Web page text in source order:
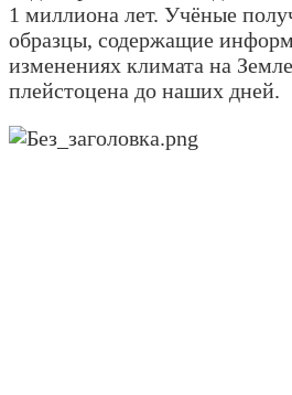
1 миллиона лет. Учёные
образцы, содержащие
изменениях климата на
плейстоцена до наших дней.